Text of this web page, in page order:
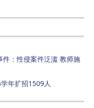
：性侵案件泛滥 教师施
年扩招1509人